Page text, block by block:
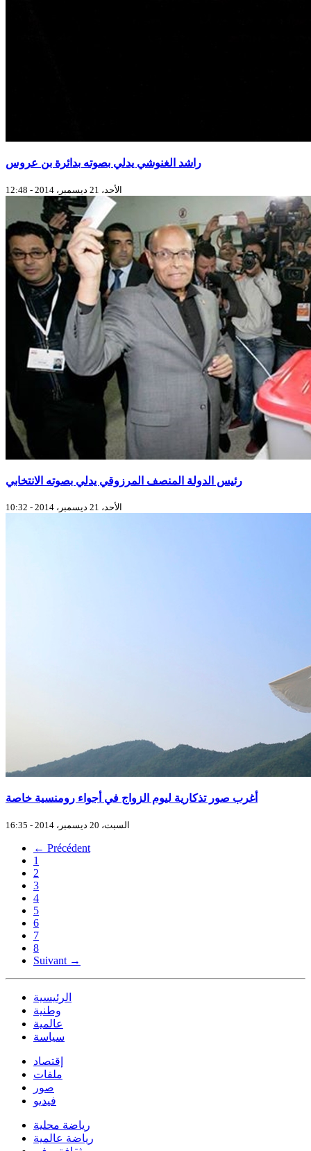
راشد الغنوشي يدلي بصوته بدائرة بن عروس
الأحد، 21 ديسمبر، 2014 - 12:48
رئيس الدولة المنصف المرزوقي يدلي بصوته الانتخابي
الأحد، 21 ديسمبر، 2014 - 10:32
أغرب صور تذكارية ليوم الزواج في أجواء رومنسية خاصة
السبت، 20 ديسمبر، 2014 - 16:35
← Précédent
1
2
3
4
5
6
7
8
Suivant →
الرئيسية
وطنية
عالمية
سياسة
إقتصاد
ملفات
صور
فيديو
رياضة محلية
رياضة عالمية